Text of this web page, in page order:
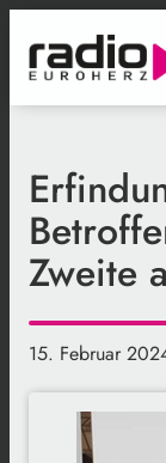
Zweite
15. Februar